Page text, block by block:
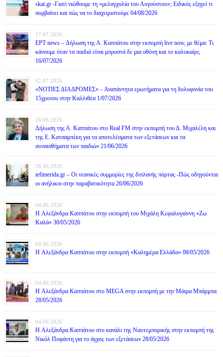
skai.gr -Γιατί νιώθουμε τη «μελαγχολία του Αυγούστου»; Ειδικός εξηγεί τι
συμβαίνει και πώς να το διαχειριστούμε 04/08/2026
17.07.2026
ΕΡΤ news – Δήλωση της Α. Καππάτου στην εκπομπή live now, με θέμα: Τι
κάνουμε όταν τα παιδιά είναι μπροστά δε μια οθόνη και το καλοκαίρι;
16/07/2026
02.07.2026
«ΝΟΤΙΕΣ ΔΙΑΔΡΟΜΕΣ» – Αναπάντητα ερωτήματα για τη δολοφονία του
15χρονου στην Καλλιθέα 1/07/2026
26.06.2026
Δήλωση της Α. Καππάτου στο Real FM στην εκπομπή του Δ. Μιχαλέλη και
της Ε. Κατσαμπέκη για τα αποτελέσματα των εξετάσεων και τα
συναισθήματα των παιδιών 21/06/2026
26.06.2026
iefimerida.gr – Οι νεανικές συμμορίες της διπλανής πόρτας -Πώς οδηγούνται
οι ανήλικοι στην παραβατικότητα 26/06/2026
04.06.2026
H Αλεξάνδρα Καππάτου στην εκπομπή του Μιχάλη Κεφαλογιάννη «Ζω
Καλά» 30/05/2026
04.06.2026
H Αλεξάνδρα Καππάτου στην εκπομπή «Καλημέρα Ελλάδα» 08/05/2026
04.06.2026
H Αλεξάνδρα Καππάτου στο MEGA στην εκπομπή με την Μάιρα Mπάρμπα
28/05/2026
04.06.2026
H Αλεξάνδρα Καππάτου στο κανάλι της Ναυτεμπορικής στην εκπομπή της
Νικόλ Ποφάντη για το άγχος των εξετάσεων 28/05/2026